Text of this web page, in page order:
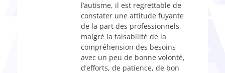
l’autisme, il est regrettable de
constater une attitude fuyante
de la part des professionnels,
malgré la faisabilité de la
compréhension des besoins
avec un peu de bonne volonté,
d’efforts, de patience, de bon